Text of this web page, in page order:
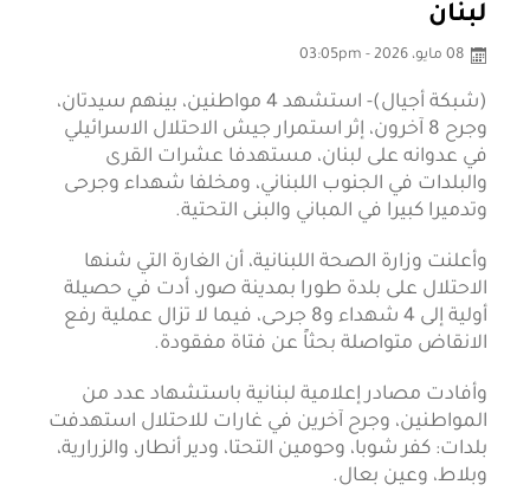
لبنان
08 مايو، 2026 - 03:05pm
(شبكة أجيال)- استشهد 4 مواطنين، بينهم سيدتان،
وجرح 8 آخرون، إثر استمرار جيش الاحتلال الاسرائيلي
في عدوانه على لبنان، مستهدفا عشرات القرى
والبلدات في الجنوب اللبناني، ومخلفا شهداء وجرحى
وتدميرا كبيرا في المباني والبنى التحتية.
وأعلنت وزارة الصحة اللبنانية، أن الغارة التي شنها
الاحتلال على بلدة طورا بمدينة صور، أدت في حصيلة
أولية إلى 4 شهداء و8 جرحى، فيما لا تزال عملية رفع
الانقاض متواصلة بحثاً عن فتاة مفقودة.
وأفادت مصادر إعلامية لبنانية باستشهاد عدد من
المواطنين، وجرح آخرين في غارات للاحتلال استهدفت
بلدات: كفر شوبا، وحومين التحتا، ودير أنطار، والزرارية،
وبلاط، وعين بعال.